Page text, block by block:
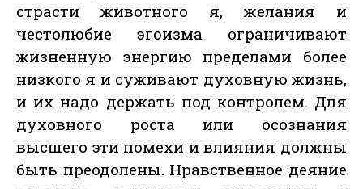
страсти животного я, желания и
честолюбие эгоизма ограничивают
жизненную энергию пределами более
низкого я и суживают духовную жизнь,
и их надо держать под контролем. Для
духовного роста или осознания
высшего эти помехи и влияния должны
быть преодолены. Нравственное деяние